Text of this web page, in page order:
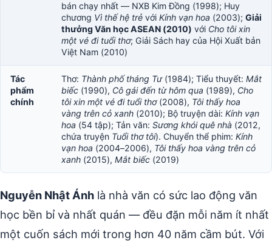
bán chạy nhất — NXB Kim Đồng (1998); Huy
chương Vì thế hệ trẻ với Kính vạn hoa (2003); Giải
thưởng Văn học ASEAN (2010) với Cho tôi xin
một vé đi tuổi thơ; Giải Sách hay của Hội Xuất bản
Việt Nam (2010)
Tác
phẩm
chính
Thơ: Thành phố tháng Tư(1984); Tiểu thuyết: Mắt
biếc (1990), Cô gái đến từ hôm qua (1989), Cho
tôi xin một vé đi tuổi thơ(2008), Tôi thấy hoa
vàng trên cỏ xanh (2010); Bộ truyện dài: Kính vạn
hoa (54 tập); Tản văn: Sương khói quê nhà (2012,
chứa truyện Tuổi thơ tôi). Chuyển thể phim: Kính
vạn hoa (2004–2006), Tôi thấy hoa vàng trên cỏ
xanh (2015), Mắt biếc (2019)
Nguyễn Nhật Ánh là nhà văn có sức lao động văn
học bền bỉ và nhất quán — đều đặn mỗi năm ít nhất
một cuốn sách mới trong hơn 40 năm cầm bút. Với